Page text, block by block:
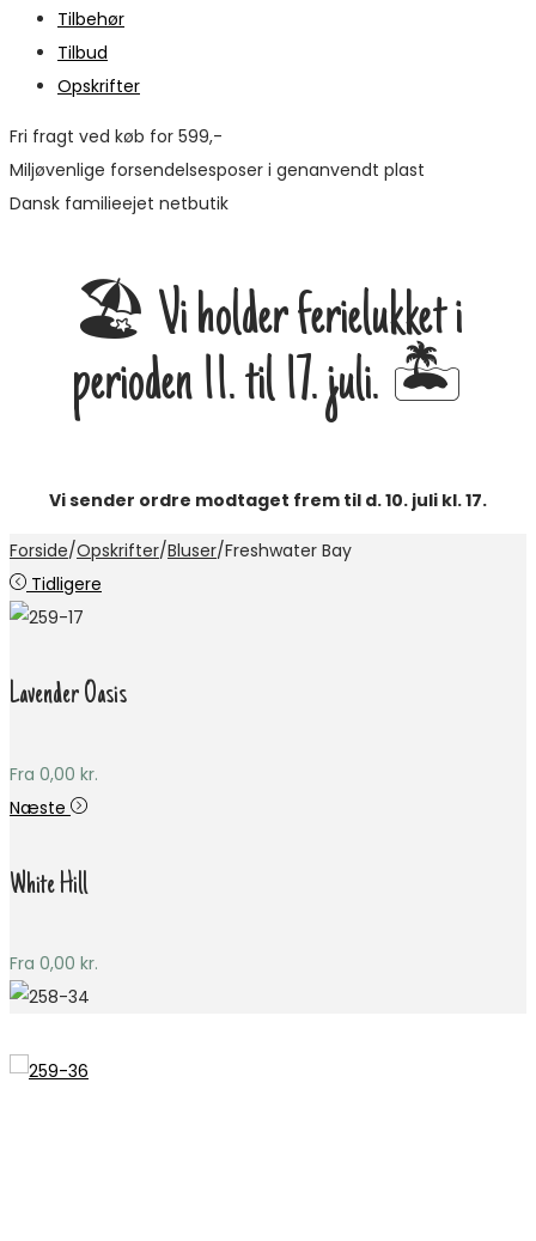
Tilbehør
Tilbud
Opskrifter
Fri fragt ved køb for 599,-
Miljøvenlige forsendelsesposer i genanvendt plast
Dansk familieejet netbutik
🏖️ Vi holder ferielukket i
perioden 11. til 17. juli. 🏝️
Vi sender ordre modtaget frem til d. 10. juli kl. 17.
Forside/Opskrifter/Bluser/Freshwater Bay
Tidligere
Lavender Oasis
Fra 0,00 kr.
Næste
White Hill
Fra 0,00 kr.